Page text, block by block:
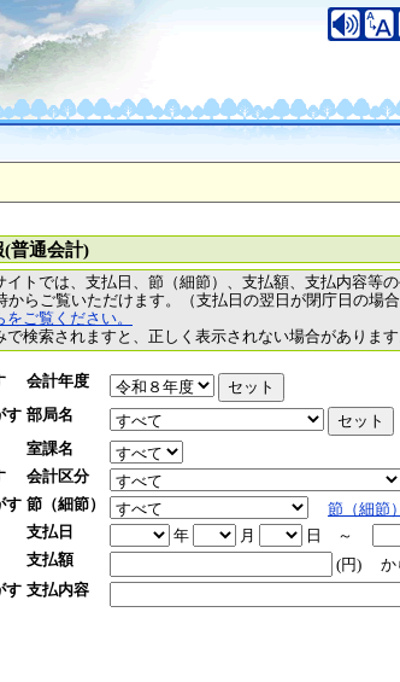
普通会計)
イトでは、支払日、節（細節）、支払額、支払内容等の
からご覧いただけます。（支払日の翌日が閉庁日の場
ご覧ください。
で検索されますと、正しく表示されない場合がありま
会計年度
す 部局名
室課名
会計区分
す 節（細節）
節（細節
支払日 年 月 日 ～
支払額 (円) か
す 支払内容